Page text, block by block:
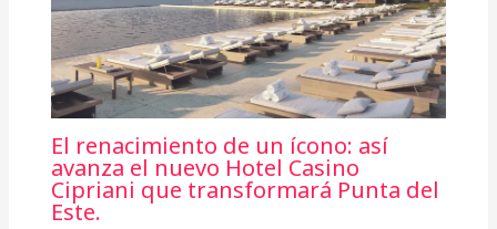
El renacimiento de un ícono: así
avanza el nuevo Hotel Casino
Cipriani que transformará Punta del
Este.